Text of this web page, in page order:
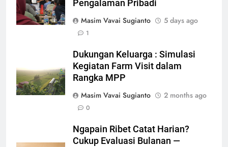
Pengalaman Pribadi
Masim Vavai Sugianto
5 days ago
1
Dukungan Keluarga : Simulasi
Kegiatan Farm Visit dalam
Rangka MPP
Masim Vavai Sugianto
2 months ago
0
Ngapain Ribet Catat Harian?
Cukup Evaluasi Bulanan —